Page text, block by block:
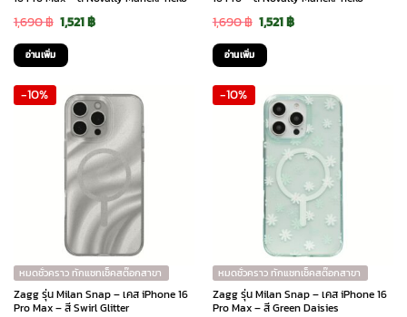
1,690฿ Original
price
was:
1,690 ฿.
1,521฿Current
1,521 ฿.
อ่านเพิ่ม
1,690฿ Original
price
was:
1,690 ฿.
1,521฿Current
1,521 ฿.
อ่านเพิ่ม
-10%
หมดชั่วคราว ทักแชทเช็คสต๊อกสาขา
Zagg รุ่น Milan Snap – เคส iPhone 16
Pro Max – สี Swirl Glitter
-10%
หมดชั่วคราว ทักแชทเช็คสต๊อกสาขา
Zagg รุ่น Milan Snap – เคส iPhone 16
Pro Max – สี Green Daisies